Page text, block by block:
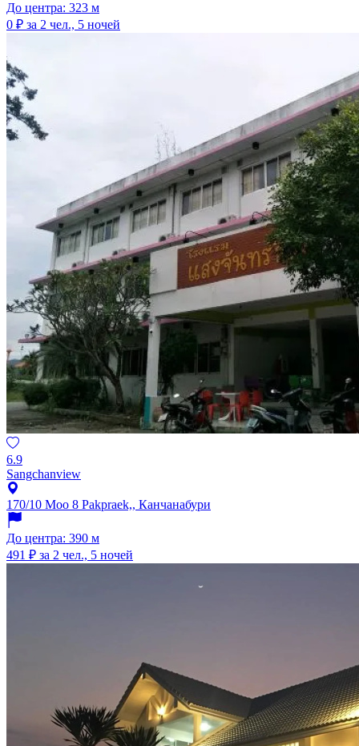
До центра: 323 м
0 ₽ за 2 чел., 5 ночей
6.9
Sangchanview
170/10 Moo 8 Pakpraek,, Канчанабури
До центра: 390 м
491 ₽ за 2 чел., 5 ночей